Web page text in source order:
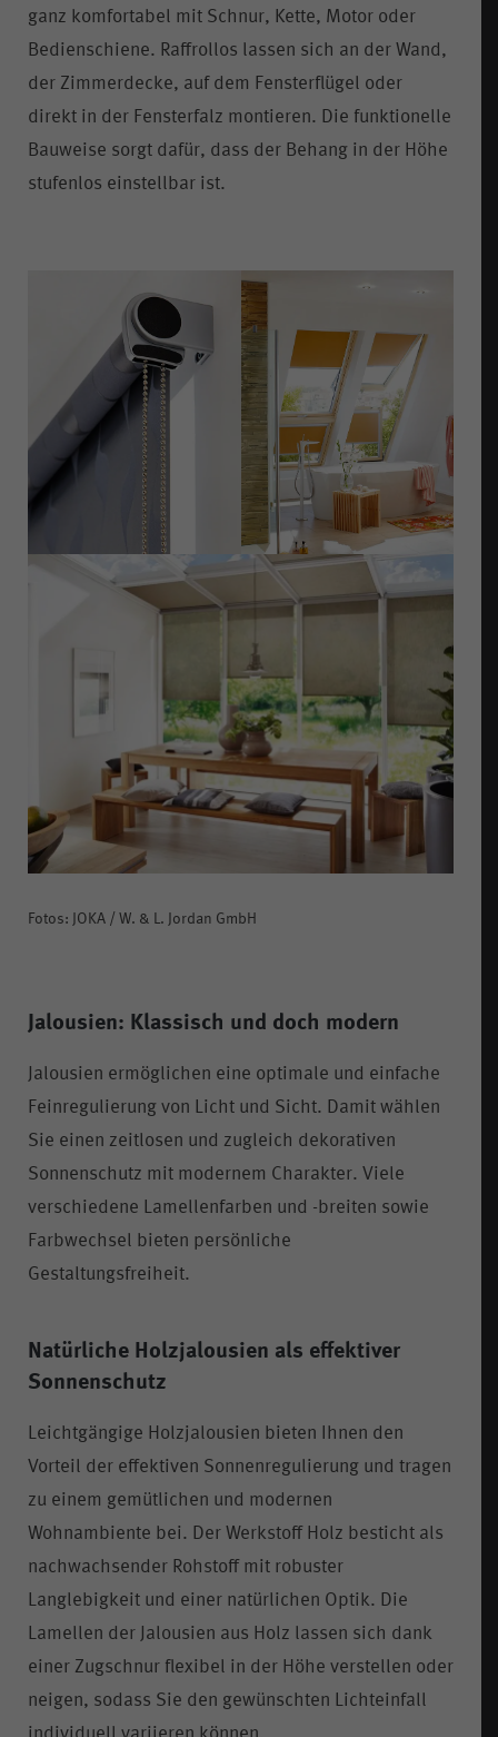
ganz komfortabel mit Schnur, Kette, Motor oder
Bedienschiene. Raffrollos lassen sich an der Wand,
der Zimmerdecke, auf dem Fensterflügel oder
direkt in der Fensterfalz montieren. Die funktionelle
Bauweise sorgt dafür, dass der Behang in der Höhe
stufenlos einstellbar ist.
Fotos: JOKA / W. & L. Jordan GmbH
Jalousien: Klassisch und doch modern
Jalousien ermöglichen eine optimale und einfache
Feinregulierung von Licht und Sicht. Damit wählen
Sie einen zeitlosen und zugleich dekorativen
Sonnenschutz mit modernem Charakter. Viele
verschiedene Lamellenfarben und -breiten sowie
Farbwechsel bieten persönliche
Gestaltungsfreiheit.
Natürliche Holzjalousien als effektiver
Sonnenschutz
Leichtgängige Holzjalousien bieten Ihnen den
Vorteil der effektiven Sonnenregulierung und tragen
zu einem gemütlichen und modernen
Wohnambiente bei. Der Werkstoff Holz besticht als
nachwachsender Rohstoff mit robuster
Langlebigkeit und einer natürlichen Optik. Die
Lamellen der Jalousien aus Holz lassen sich dank
einer Zugschnur flexibel in der Höhe verstellen oder
neigen, sodass Sie den gewünschten Lichteinfall